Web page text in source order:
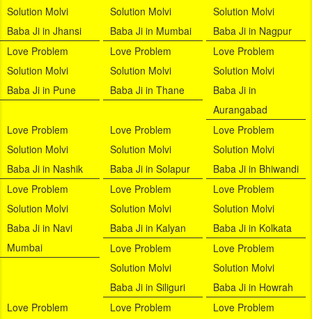
Solution Molvi
Baba Ji in Jhansi
Solution Molvi
Baba Ji in Mumbai
Solution Molvi
Baba Ji in Nagpur
Love Problem
Solution Molvi
Baba Ji in Pune
Love Problem
Solution Molvi
Baba Ji in Thane
Love Problem
Solution Molvi
Baba Ji in
Aurangabad
Love Problem
Solution Molvi
Baba Ji in Nashik
Love Problem
Solution Molvi
Baba Ji in Solapur
Love Problem
Solution Molvi
Baba Ji in Bhiwandi
Love Problem
Solution Molvi
Baba Ji in Navi
Mumbai
Love Problem
Solution Molvi
Baba Ji in Kalyan
Love Problem
Solution Molvi
Baba Ji in Kolkata
Love Problem
Solution Molvi
Baba Ji in Siliguri
Love Problem
Solution Molvi
Baba Ji in Howrah
Love Problem
Love Problem
Love Problem